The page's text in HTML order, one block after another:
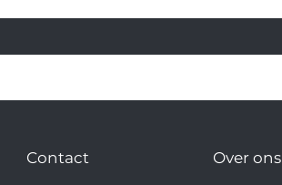
Over ons
Contact